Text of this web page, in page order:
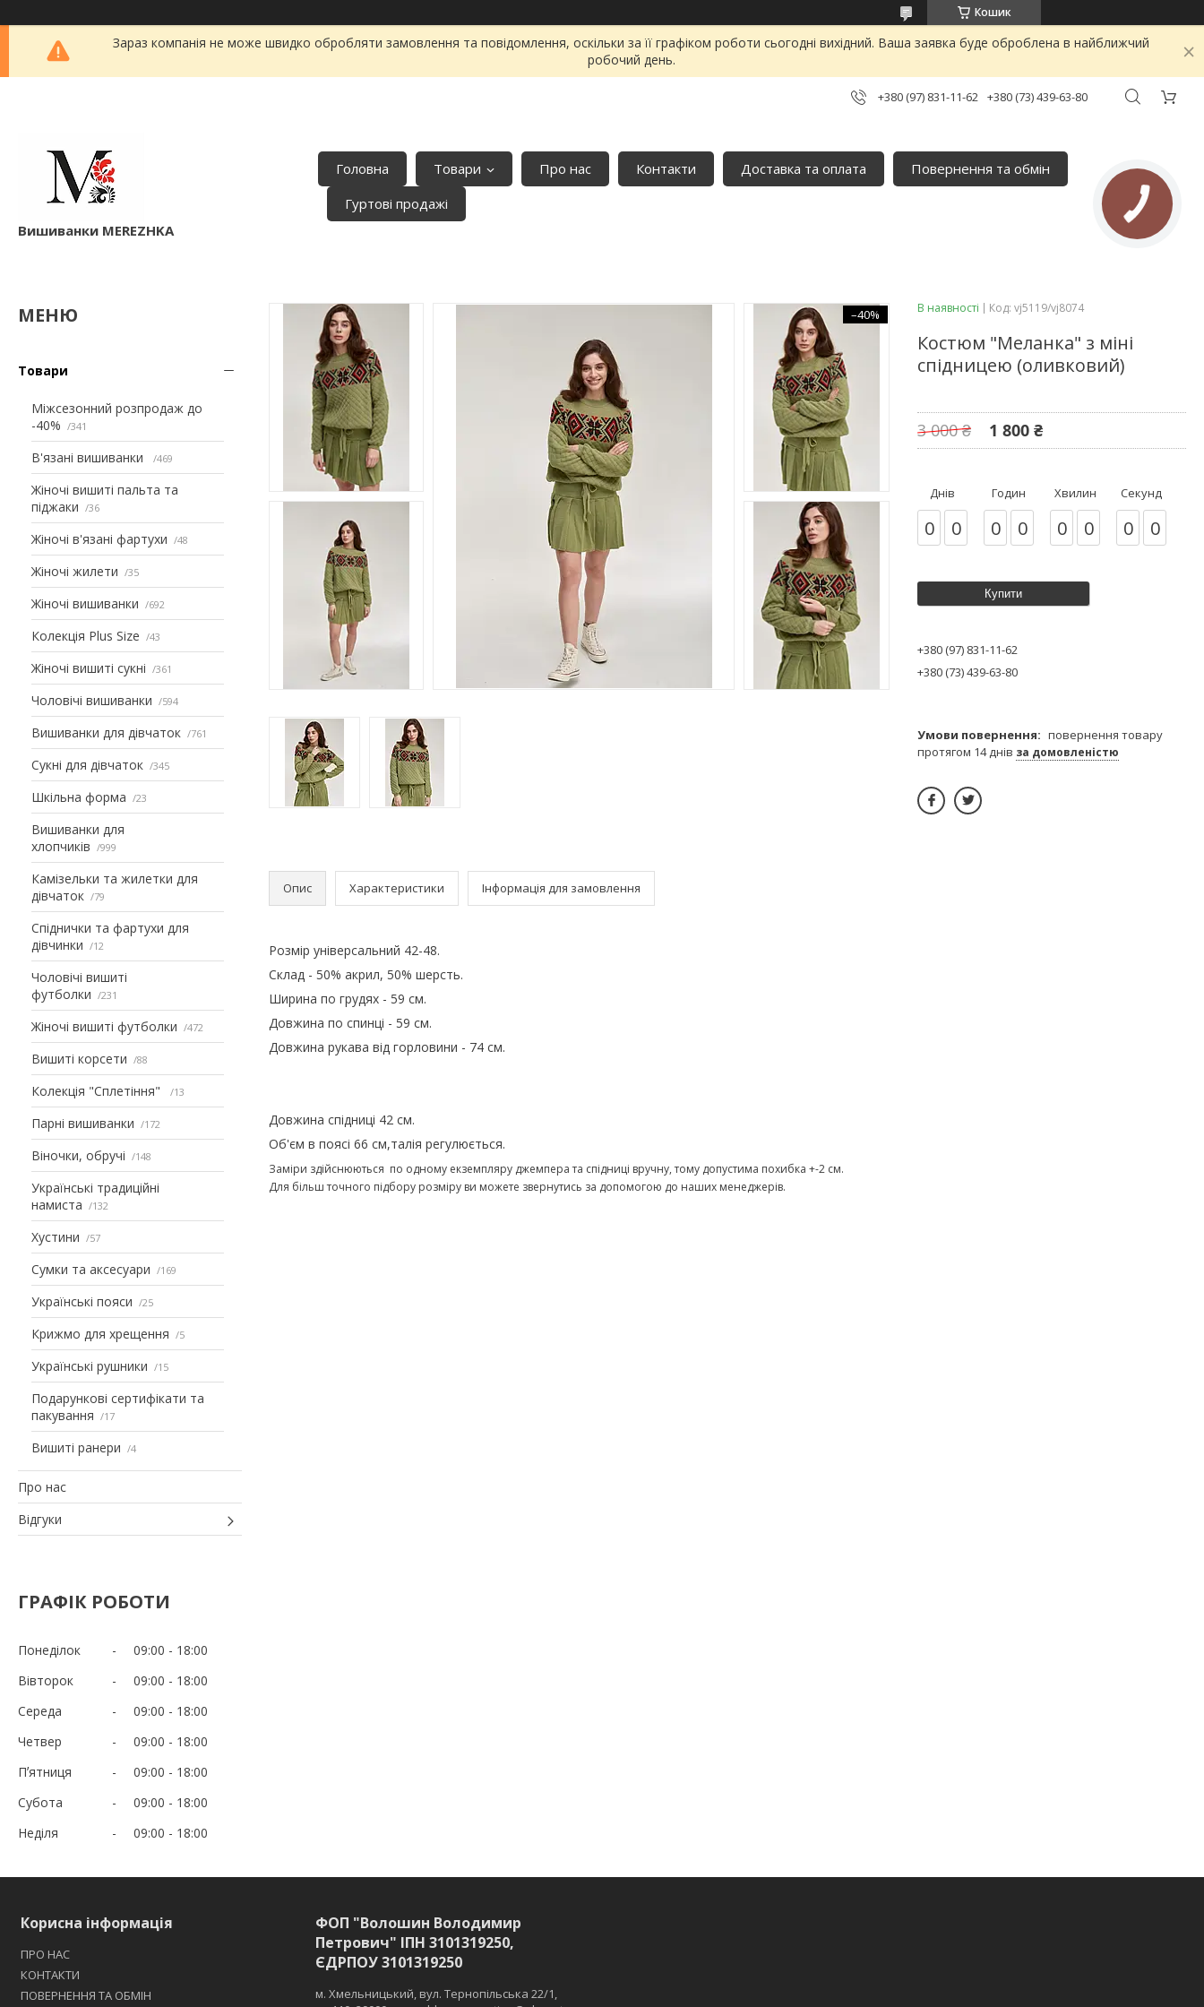
Кошик
Зараз компанія не може швидко обробляти замовлення та повідомлення, оскільки за її графіком роботи сьогодні вихідний. Ваша заявка буде оброблена в найближчий
робочий день.
+380 (97) 831-11-62 +380 (73) 439-63-80
Вишиванки MEREZHKA
Головна Товари Про нас Контакти Доставка та оплата
Повернення та обмін
Гуртові продажі
Товари
Міжсезонний розпродаж до
-40%
341
В'язані вишиванки 469
Жіночі вишиті пальта та
піджаки
36
Жіночі в'язані фартухи 48
Жіночі жилети 35
Жіночі вишиванки 692
Колекція Plus Size 43
Жіночі вишиті сукні 361
Чоловічі вишиванки 594
Вишиванки для дівчаток 761
Сукні для дівчаток 345
Шкільна форма 23
Вишиванки для
хлопчиків
999
Камізельки та жилетки для
дівчаток
79
Спіднички та фартухи для
дівчинки
12
Чоловічі вишиті
футболки
231
Жіночі вишиті футболки 472
Вишиті корсети 88
Колекція "Сплетіння" 13
Парні вишиванки 172
Віночки, обручі 148
Українські традиційні
намиста
132
Хустини 57
Сумки та аксесуари 169
Українські пояси 25
Крижмо для хрещення 5
Українські рушники 15
Подарункові сертифікати та
пакування
17
Вишиті ранери 4
Про нас
Відгуки
ГРАФІК РОБОТИ
Понеділок 09:00
18:00
Вівторок
09:00
18:00
Середа
09:00
18:00
Четвер
09:00
18:00
Пʼятниця
09:00
18:00
Субота
09:00
18:00
Неділя
09:00 18:00
–40%
Опис Характеристики Інформація для замовлення
Розмір універсальний 42-48.
Склад - 50% акрил, 50% шерсть.
Ширина по грудях - 59 см.
Довжина по спинці - 59 см.
Довжина рукава від горловини - 74 см.
Довжина спідниці 42 см.
Об'єм в поясі 66 см,талія регулюється.
Заміри здійснюються по одному екземпляру джемпера та спідниці вручну, тому допустима похибка +-2 см.
Для більш точного підбору розміру ви можете звернутись за допомогою до наших менеджерів.
В наявності Код: vj5119/vj8074
Костюм "Меланка" з міні
спідницею (оливковий)
3 000 ₴ 1 800 ₴
Днів
0 0
Годин
0 0
Хвилин
0 0
Секунд
0 0
Купити
+380 (97) 831-11-62
+380 (73) 439-63-80
повернення товару
протягом 14 днів за домовленістю
Корисна інформація
ПРО НАС
КОНТАКТИ
ПОВЕРНЕННЯ ТА ОБМІН
ФОП "Волошин Володимир
Петрович" ІПН 3101319250,
ЄДРПОУ 3101319250
м. Хмельницький, вул. Тернопільська 22/1,